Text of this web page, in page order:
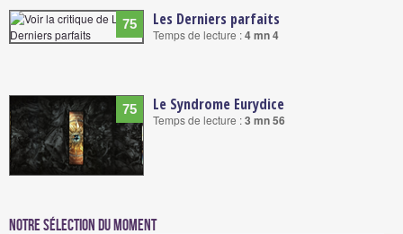
75 Les Derniers parfaits
Temps de lecture :4 mn 4
75 Le Syndrome Eurydice
Temps de lecture :3 mn 56
Notre sélection du moment